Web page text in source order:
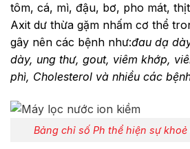
tôm, cá, mì, đậu, bơ, pho mát,
Axit dư thừa gặm nhấm cơ thể
gây nên các bệnh như:đau dạ
dày, ung thư, gout, viêm khớp,
phì, Cholesterol và nhiều các
Bảng chỉ số Ph thể hiện sự